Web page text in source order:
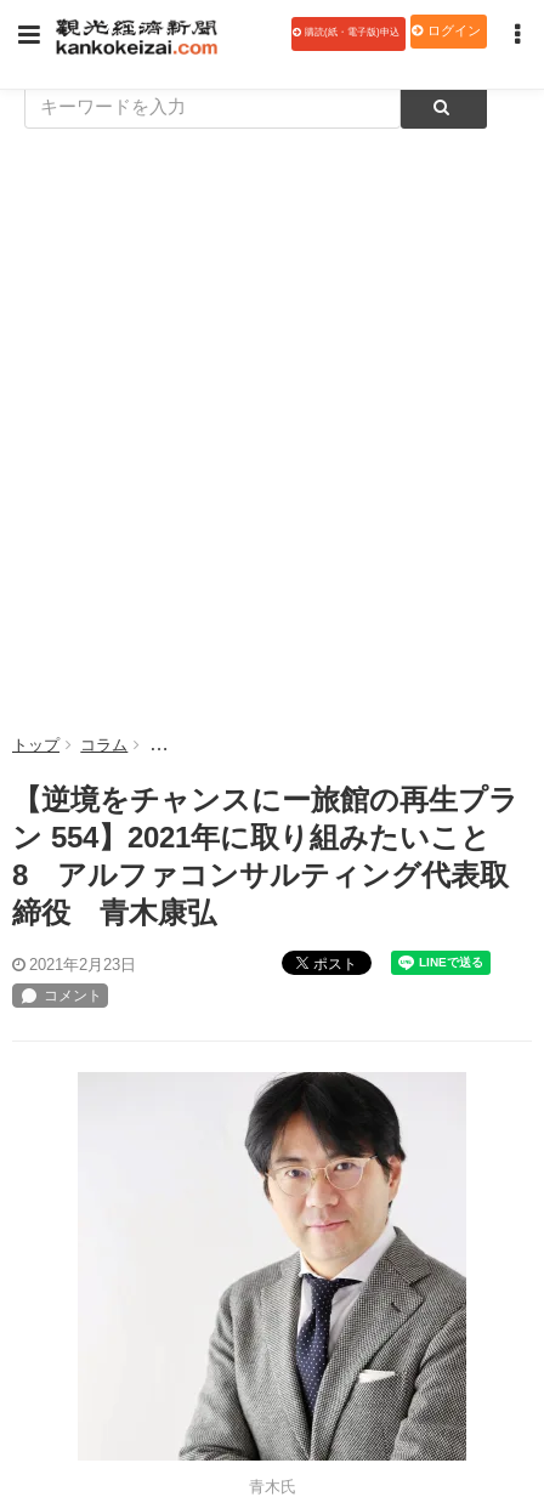
購読(紙・電子版)申込 ログイン
トップ コラム 【逆境をチャンスにー旅館の再生プラン 554】2021
【逆境をチャンスにー旅館の再生プラ
ン 554】2021年に取り組みたいこと
8 アルファコンサルティング代表取
締役 青木康弘
2021年2月23日 ポスト
青木氏